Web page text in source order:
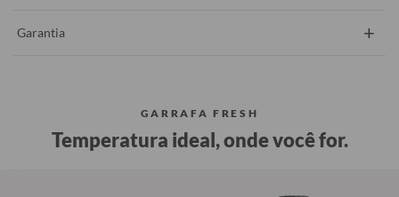
Garantia +
GARRAFA FRESH
Temperatura ideal, onde você for.